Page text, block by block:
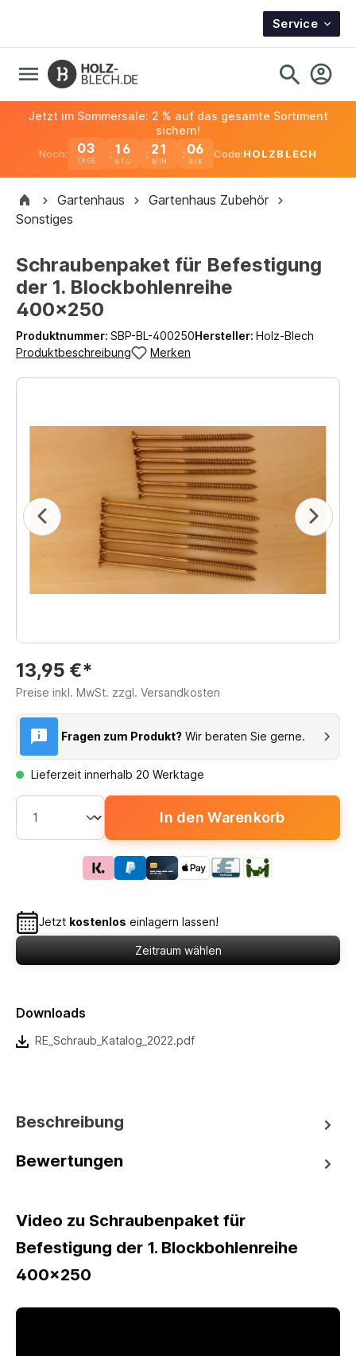
Service
Noch: 03
TAGE
16 21 05
Jetzt im Sommersale: 2 % auf das gesamte Sortiment
sichern!
Code:HOLZBLECH
Gartenhaus
Gartenhaus Zubehör
Sonstiges
Schraubenpaket für Befestigung
der 1. Blockbohlenreihe
400x250
Produktnummer: SBP-BL-400250Hersteller: Holz-Blech
Produktbeschreibung
Merken
13,95 €*
Preise inkl. MwSt. zzgl. Versandkosten
Fragen zum Produkt? Wir beraten Sie gerne.
Lieferzeit innerhalb 20 Werktage
In den Warenkorb
Jetzt kostenlos einlagern lassen!
Zeitraum wählen
Downloads
RE_Schraub_Katalog_2022.pdf
Beschreibung
Bewertungen
Video zu Schraubenpaket für
Befestigung der 1. Blockbohlenreihe
400x250